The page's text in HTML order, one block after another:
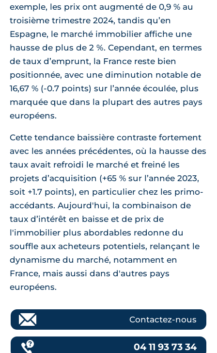
exemple, les prix ont augmenté de 0,9 % au
troisième trimestre 2024, tandis qu’en
Espagne, le marché immobilier affiche une
hausse de plus de 2 %. Cependant, en termes
de taux d’emprunt, la France reste bien
positionnée, avec une diminution notable de
16,67 % (-0.7 points) sur l’année écoulée, plus
marquée que dans la plupart des autres pays
européens.
Cette tendance baissière contraste fortement
avec les années précédentes, où la hausse des
taux avait refroidi le marché et freiné les
projets d’acquisition (+65 % sur l’année 2023,
soit +1.7 points), en particulier chez les primo-
accédants. Aujourd'hui, la combinaison de
taux d’intérêt en baisse et de prix de
l'immobilier plus abordables redonne du
souffle aux acheteurs potentiels, relançant le
dynamisme du marché, notamment en
France, mais aussi dans d'autres pays
européens.
Contactez-nous
04 11 93 73 34